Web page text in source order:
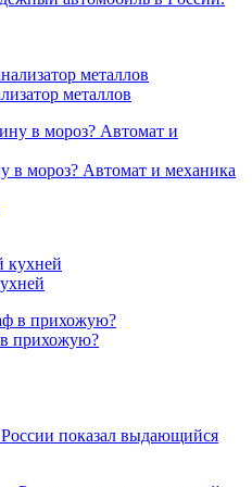
металлов
в мороз? Автомат и механика
прихожую?
показал выдающийся